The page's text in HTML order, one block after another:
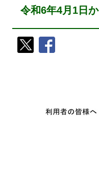
令和6年4月1日